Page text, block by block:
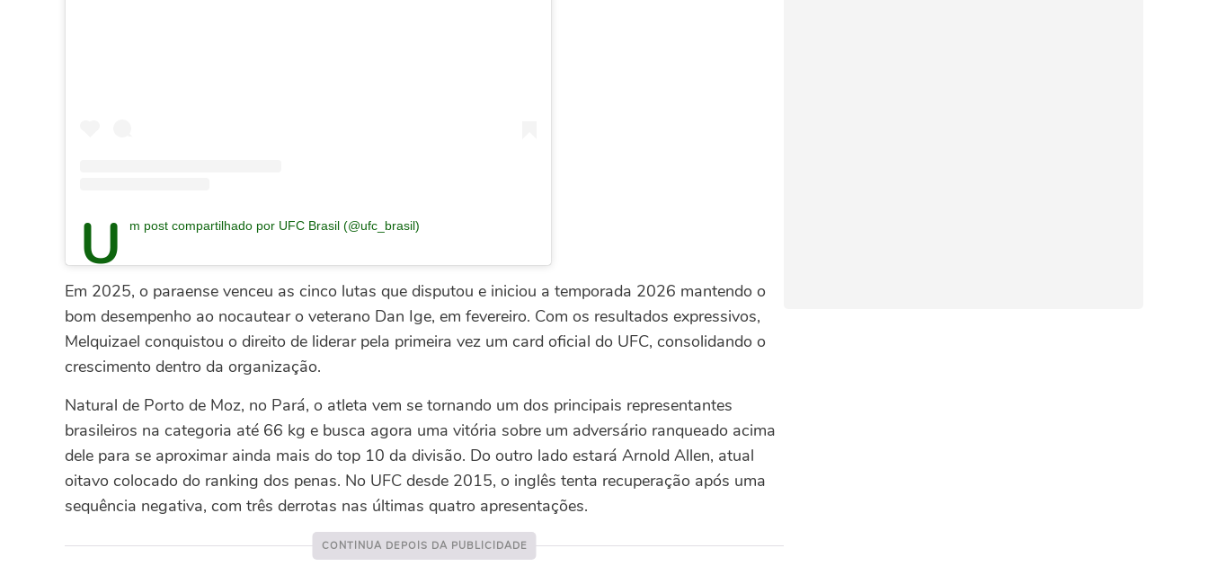
Um post compartilhado por UFC Brasil (@ufc_brasil)
Em 2025, o paraense venceu as cinco lutas que disputou e iniciou a temporada 2026 mantendo o
bom desempenho ao nocautear o veterano Dan Ige, em fevereiro. Com os resultados expressivos,
Melquizael conquistou o direito de liderar pela primeira vez um card oficial do UFC, consolidando o
crescimento dentro da organização.
Natural de Porto de Moz, no Pará, o atleta vem se tornando um dos principais representantes
brasileiros na categoria até 66 kg e busca agora uma vitória sobre um adversário ranqueado acima
dele para se aproximar ainda mais do top 10 da divisão. Do outro lado estará Arnold Allen, atual
oitavo colocado do ranking dos penas. No UFC desde 2015, o inglês tenta recuperação após uma
sequência negativa, com três derrotas nas últimas quatro apresentações.